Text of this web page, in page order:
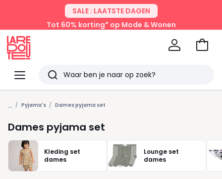
SALE : LAATSTE DAGEN
Tot 60% korting* op Mode & Wonen
Menu
Redoute
Zoeken
Laatst
bekeken
Naar
... Pyjama's Dames pyjama set
Dames pyjama set
Kleding set
dames
Lounge set
dames